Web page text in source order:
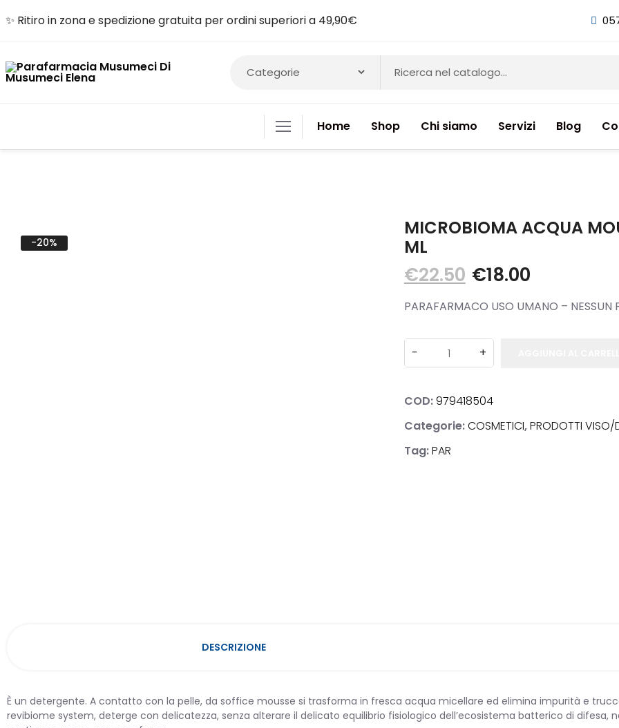
✨ Ritiro in zona e spedizione gratuita per ordini superiori a 49,90€
Home Shop Chi siamo Servizi Blog
-20%
MICROBIOMA ACQUA
ML
€22.50 €18.00
PARAFARMACO USO UMANO – NESSUN
COD:979418504
Categorie:COSMETICI,PRODOTTI VISO/
Tag:PAR
DESCRIZIONE
È un detergente. A contatto con la pelle, da soffice mousse si trasforma in fresca acqua micellare ed elimina impurità e
revibiome system, deterge con delicatezza, senza alterare il delicato equilibrio fisiologico dell’ecosistema batterico di difesa,